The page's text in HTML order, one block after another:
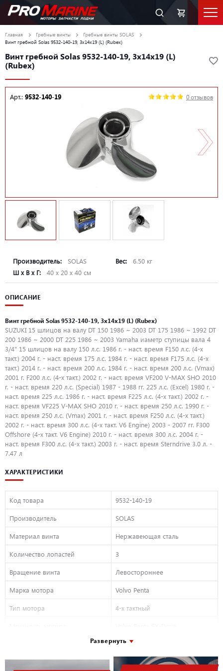
Главная Гребные винты
Гребные винты SOLAS
Винт гребной Solas 9532-140-19, 3x14x19 (L) (Rubex)
Винт гребной Solas 9532-140-19, 3x14x19 (L)
(Rubex)
Арт.: 9532-140-19 0 отзывов
Производитель: SOLAS Вес:
6.50 кг
Ш х В х Г:
40 х 20 х 40 см
ОПИСАНИЕ
Винт гребной Solas 9532-140-19, 3x14x19 (L) (Rubex)
SUZUKI 15 шлицов на валу DT 150 1986 ~ 2003 DT 175 1986 ~ 1992 DT
200 1986 ~ 2000 DT 225 1986 ~ 2003 Yamaha иаметр ступицы вала 4
3/4" 15 шлицов на валу 150 л.с. 1986 г. - наст. время F150 л.с. (4-х
такт.) 2004 г. - наст. время 175 л.с. 1984 г. - наст. время F175 л.с. (4-х
такт.) 2014 г. - наст. время 200 л.с. 1984 г. - наст. время 200 л.с. (Vmax)
2001 г. F200 л.с. (4-х такт.) 2002 г. - наст. время VF200 V-MAX SHO 2010
г. - наст. время 220 л.с. (Special) 1987 - 1988 гг. 225 л.с. (Excel) 1980 г. -
наст. время 225 л.с. 1986 г. - наст. время F225 л.с. (4-х такт.) 2002 г. -
наст. время VF225 V-MAX SHO 2010 г. - наст. время 250 л.с. 1990 г. -
наст. время 250 л.с. (Vmax) 2001 г. - наст. время F250 л.с. (4-х такт.)
2002 г. - наст. время 300 л.с. (4-х такт. V6 Engine) 2003 - 2007 гг. F300
Offshore (4-х такт. V6 Engine) 2010 г. - наст. время 300 л.с. 2004 г. -
наст. время F300 л.с. (4-х такт.) 2003 г. - наст. время Sterndrive 3.0 л. -
7.47 л
ХАРАКТЕРИСТИКИ
Код товара 9532-140-19
Производитель SOLAS
Материал винта Нержавеющая сталь
Количество лопастей 3
Вращение винта Левостороннее
Марка мотора Volvo Penta
Тип мотора 4-х тактный
3
Внешний диаметр, дюйм
Развернуть